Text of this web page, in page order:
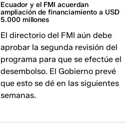
Ecuador y el FMI acuerdan
ampliación de financiamiento a USD
5.000 millones
El directorio del FMI aún debe
aprobar la segunda revisión del
programa para que se efectúe el
desembolso. El Gobierno prevé
que esto se dé en las siguientes
semanas.